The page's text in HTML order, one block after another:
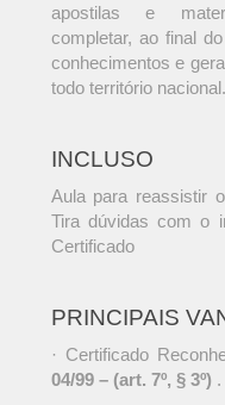
apostilas e
completar, ao final
conhecimentos e
todo território nacional.
INCLUSO
Aula para reassistir
Tira dúvidas com o
Certificado
PRINCIPAIS
· Certificado
04/99 – (art. 7º, § 3º) .